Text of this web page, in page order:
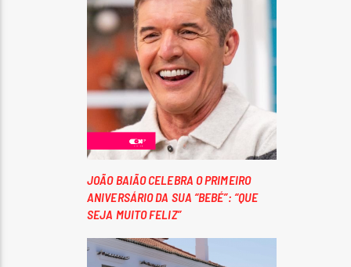
JOÃO BAIÃO CELEBRA O PRIMEIRO
ANIVERSÁRIO DA SUA “BEBÉ”: “QUE
SEJA MUITO FELIZ”